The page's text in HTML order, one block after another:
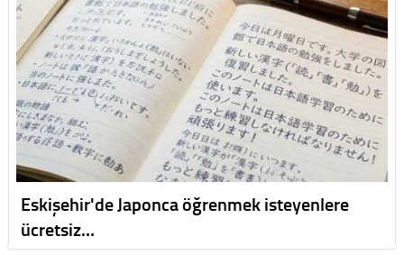
Eskişehir'de Japonca öğrenmek isteyenlere
ücretsiz…